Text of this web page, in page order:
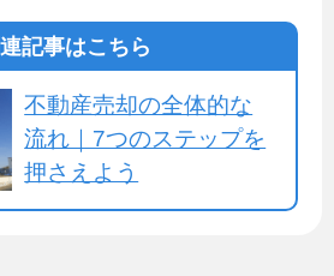
記事はこちら
不動産売却の全体的な
流れ｜7つのステップを
押さえよう